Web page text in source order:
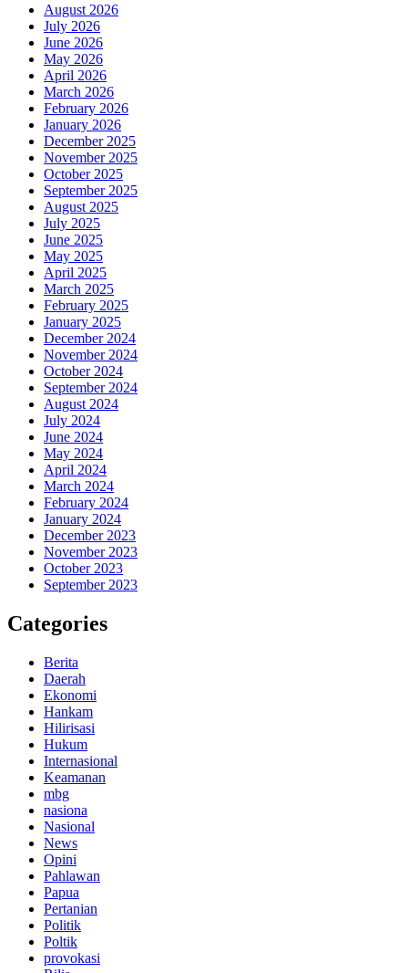
August 2026
July 2026
June 2026
May 2026
April 2026
March 2026
February 2026
January 2026
December 2025
November 2025
October 2025
September 2025
August 2025
July 2025
June 2025
May 2025
April 2025
March 2025
February 2025
January 2025
December 2024
November 2024
October 2024
September 2024
August 2024
July 2024
June 2024
May 2024
April 2024
March 2024
February 2024
January 2024
December 2023
November 2023
October 2023
September 2023
Categories
Berita
Daerah
Ekonomi
Hankam
Hilirisasi
Hukum
Internasional
Keamanan
mbg
nasiona
Nasional
News
Opini
Pahlawan
Papua
Pertanian
Politik
Poltik
provokasi